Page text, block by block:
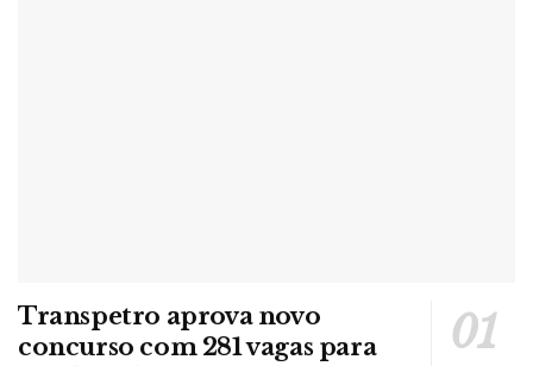
Com 118 anos de história, a Energisa é um dos maiores
grupos privados com capital nacional do setor elétrico
Transpetro aprova novo
concurso com 281 vagas para